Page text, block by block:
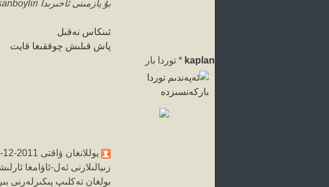
بۇ يازمىنى ئاخىرىدا kusanboyliri تەھرىرلىگەن. ۋاقتى 2011-12-8 21:27
ئىنكاس نەقىل
پاش قىلىش چوققىغا قايت
kaplan
* توردا بار
يوللانغان ۋاقتى 2011-12-8 21:41
زىيالىلارنى ئەل-ئاۋامغا
بولغان تەكلىپ پىكىرلەرنى